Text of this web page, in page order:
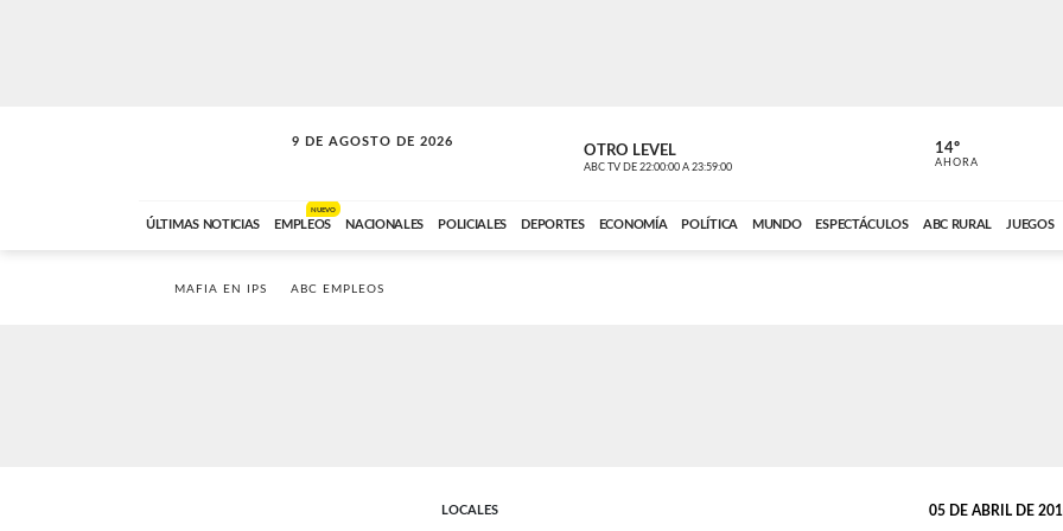
9 DE AGOSTO DE 2026
SOLO MÚSICA OTRO LEVEL
ABC TV DE 22:00:00 A 23:59:00 ABC CARDINAL
14º
AHORA
ÚLTIMAS NOTICIAS EMPLEOS
NUEVO
NACIONALES POLICIALES DEPORTES ECONOMÍA POLÍTICA MUNDO ESPECTÁCULOS ABC RURAL JUEGOS
MAFIA EN IPS ABC EMPLEOS
LOCALES 05 DE ABRIL DE